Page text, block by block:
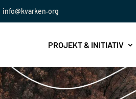
info@kvarken.org
PROJEKT & INITIATIV